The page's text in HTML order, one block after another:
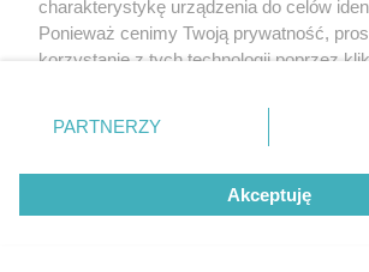
charakterystykę urządzenia do celów
Ponieważ cenimy Twoją prywatność,
korzystanie z tych technologii poprzez
zmienić/wycofać klikając przycisk
znajdujący się w lewym dolnym rogu
rodzaje przetwarzania danych nie
użytkownika, ale masz prawo sprzeciwić
przetwarzaniu. Preferencje będą miały
PARTNERZY
Akceptuję